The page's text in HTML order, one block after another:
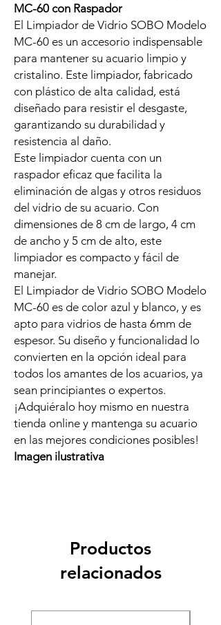
MC-60 con Raspador
El Limpiador de Vidrio SOBO Modelo
MC-60 es un accesorio indispensable
para mantener su acuario limpio y
cristalino. Este limpiador, fabricado
con plástico de alta calidad, está
diseñado para resistir el desgaste,
garantizando su durabilidad y
resistencia al daño.
Este limpiador cuenta con un
raspador eficaz que facilita la
eliminación de algas y otros residuos
del vidrio de su acuario. Con
dimensiones de 8 cm de largo, 4 cm
de ancho y 5 cm de alto, este
limpiador es compacto y fácil de
manejar.
El Limpiador de Vidrio SOBO Modelo
MC-60 es de color azul y blanco, y es
apto para vidrios de hasta 6mm de
espesor. Su diseño y funcionalidad lo
convierten en la opción ideal para
todos los amantes de los acuarios, ya
sean principiantes o expertos.
¡Adquiéralo hoy mismo en nuestra
tienda online y mantenga su acuario
en las mejores condiciones posibles!
Imagen ilustrativa
Productos
relacionados